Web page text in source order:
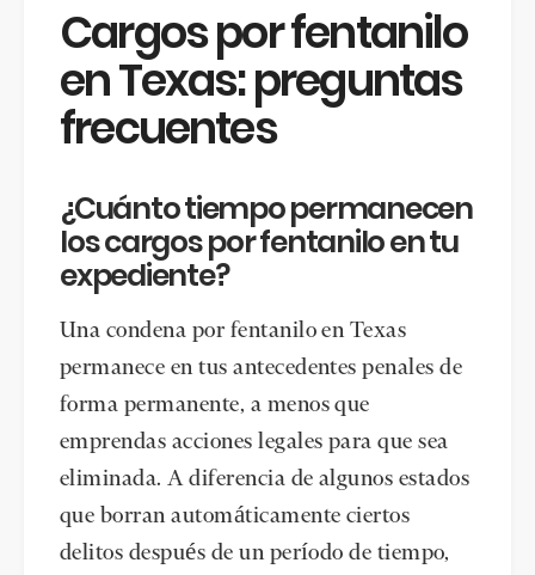
Cargos por fentanilo
en Texas: preguntas
frecuentes
¿Cuánto tiempo permanecen
los cargos por fentanilo en tu
expediente?
Una condena por fentanilo en Texas
permanece en tus antecedentes penales de
forma permanente, a menos que
emprendas acciones legales para que sea
eliminada. A diferencia de algunos estados
que borran automáticamente ciertos
delitos después de un período de tiempo,